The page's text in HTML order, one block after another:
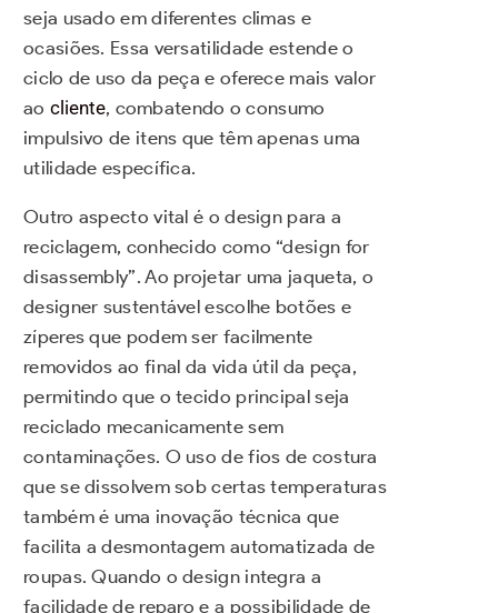
seja usado em diferentes climas e
ocasiões. Essa versatilidade estende o
ciclo de uso da peça e oferece mais valor
ao cliente, combatendo o consumo
impulsivo de itens que têm apenas uma
utilidade específica.
Outro aspecto vital é o design para a
reciclagem, conhecido como “design for
disassembly”. Ao projetar uma jaqueta, o
designer sustentável escolhe botões e
zíperes que podem ser facilmente
removidos ao final da vida útil da peça,
permitindo que o tecido principal seja
reciclado mecanicamente sem
contaminações. O uso de fios de costura
que se dissolvem sob certas temperaturas
também é uma inovação técnica que
facilita a desmontagem automatizada de
roupas. Quando o design integra a
facilidade de reparo e a possibilidade de